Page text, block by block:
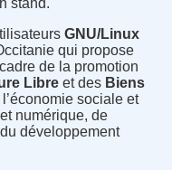
stand.
GNU/Linux
qui propose
de la promotion
Libreet des Biens
sociale et
numérique, de
développement